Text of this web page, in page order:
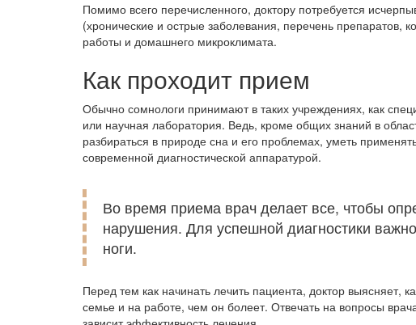
Помимо всего перечисленного, доктору потребуется
(хронические и острые заболевания, перечень препаратов,
работы и домашнего микроклимата.
Как проходит прием
Обычно сомнологи принимают в таких учреждениях, как
или научная лаборатория. Ведь, кроме общих знаний в
разбираться в природе сна и его проблемах, уметь
современной диагностической аппаратурой.
Во время приема врач делает все, чтобы
нарушения. Для успешной диагностики важно
ноги.
Перед тем как начинать лечить пациента, доктор выясняет,
семье и на работе, чем он болеет. Отвечать на вопросы